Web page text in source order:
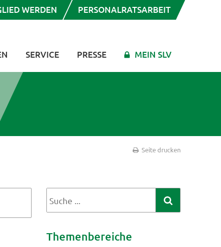
WERDEN PERSONALRATSARBEIT
SERVICE PRESSE MEIN SLV
Seite drucken
Themenbereiche